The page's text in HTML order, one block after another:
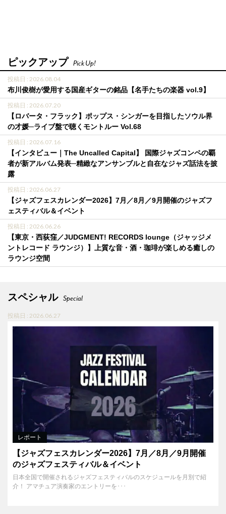
ピックアップ Pick Up!
投稿日 : 2026.08.04
布川俊樹が愛用する国産ギターの銘品【名手たちの楽器 vol.9】
投稿日 : 2026.07.20
【ロバータ・フラック】ポップス・シンガーを目指したソウル界
の才媛─ライブ盤で聴くモントルー Vol.68
投稿日 : 2026.07.16
【インタビュー｜The Uncalled Capital】 国際ジャズコンペの覇
者が新アルバム発表─精緻なアンサンブルと自在なジャズ話法を披
露
投稿日 : 2026.06.27
【ジャズフェスカレンダー2026】7月／8月／9月開催のジャズフ
ェスティバル＆イベント
投稿日 : 2026.06.26
【東京・西荻窪／JUDGMENT! RECORDS lounge（ジャッジメ
ントレコード ラウンジ）】上質な音・酒・珈琲が楽しめる癒しの
ラウンジ空間
スペシャル Special
投稿日 : 2026.06.27
レポート
【ジャズフェスカレンダー2026】7月／8月／9月開催
のジャズフェスティバル＆イベント
日本全国で開催されるジャズフェスティバルのスケジュールを月別で紹
介！ アマチュア演奏家のエントリーを･･･